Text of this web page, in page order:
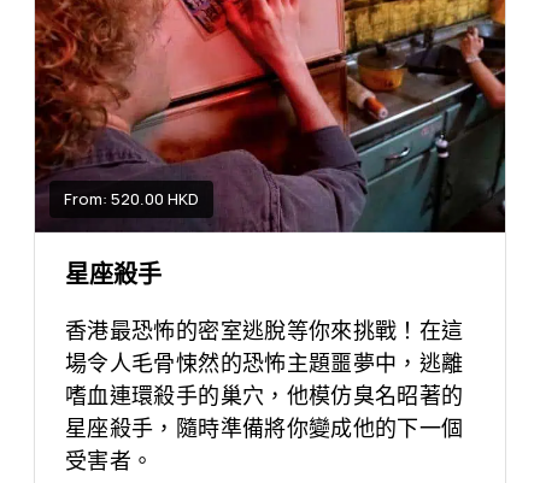
From: 520.00 HKD
星座殺手
香港最恐怖的密室逃脫等你來挑戰！在這
場令人毛骨悚然的恐怖主題噩夢中，逃離
嗜血連環殺手的巢穴，他模仿臭名昭著的
星座殺手，隨時準備將你變成他的下一個
受害者。